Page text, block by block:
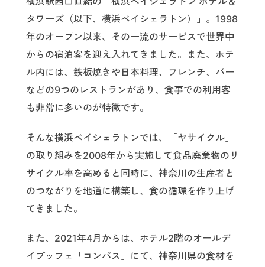
タワーズ（以下、横浜ベイシェラトン）」。1998
年のオープン以来、その一流のサービスで世界中
からの宿泊客を迎え入れてきました。また、ホテ
ル内には、鉄板焼きや日本料理、フレンチ、バー
などの9つのレストランがあり、食事での利用客
も非常に多いのが特徴です。
そんな横浜ベイシェラトンでは、「ヤサイクル」
の取り組みを2008年から実施して食品廃棄物のリ
サイクル率を高めると同時に、神奈川の生産者と
のつながりを地道に構築し、食の循環を作り上げ
てきました。
また、2021年4月からは、ホテル2階のオールデ
イブッフェ「コンパス」にて、神奈川県の食材を